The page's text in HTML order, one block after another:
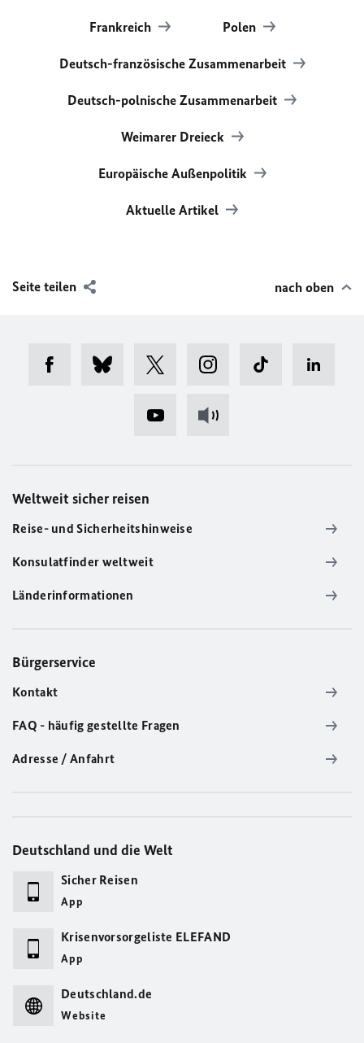
Frankreich Polen
Deutsch-französische Zusammenarbeit
Deutsch-polnische Zusammenarbeit
Weimarer Dreieck
Europäische Außenpolitik
Aktuelle Artikel
Seite teilen nach oben
Weltweit sicher reisen
Reise- und Sicherheitshinweise
Konsulatfinder weltweit
Länderinformationen
Bürgerservice
Kontakt
FAQ - häufig gestellte Fragen
Adresse / Anfahrt
Deutschland und die Welt
Sicher Reisen
App
Krisenvorsorgeliste ELEFAND
App
Deutschland.de
Website